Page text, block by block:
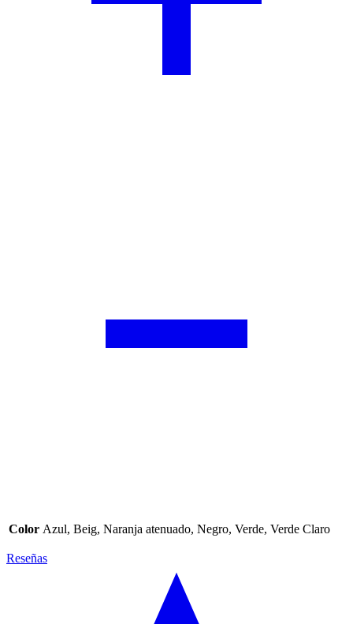
Color Azul, Beig, Naranja atenuado, Negro, Verde, Verde Claro
Reseñas